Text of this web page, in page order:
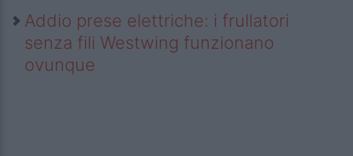
Addio prese elettriche: i frullatori
senza fili Westwing funzionano
ovunque